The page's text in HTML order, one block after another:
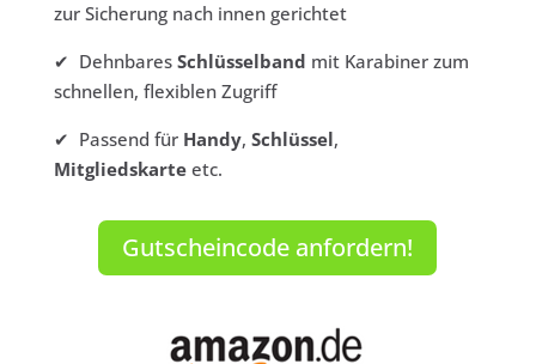
zur Sicherung nach innen gerichtet
✔ Dehnbares Schlüsselband mit Karabiner zum
schnellen, flexiblen Zugriff
✔ Passend für Handy, Schlüssel,
Mitgliedskarteetc.
Gutscheincode anfordern!